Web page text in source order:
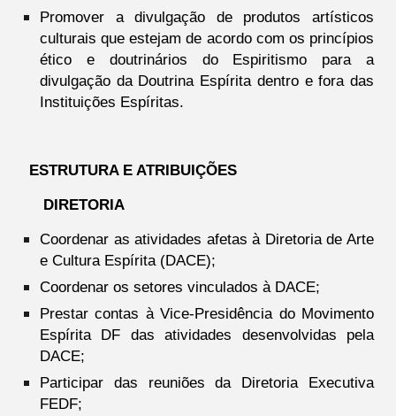
Promover a divulgação de produtos artísticos
culturais que estejam de acordo com os princípios
ético e doutrinários do Espiritismo para a
divulgação da Doutrina Espírita dentro e fora das
Instituições Espíritas.
ESTRUTURA E ATRIBUIÇÕES
DIRETORIA
Coordenar as atividades afetas à Diretoria de Arte
e Cultura Espírita (DACE);
Coordenar os setores vinculados à DACE;
Prestar contas à Vice-Presidência do Movimento
Espírita DF das atividades desenvolvidas pela
DACE;
Participar das reuniões da Diretoria Executiva
FEDF;